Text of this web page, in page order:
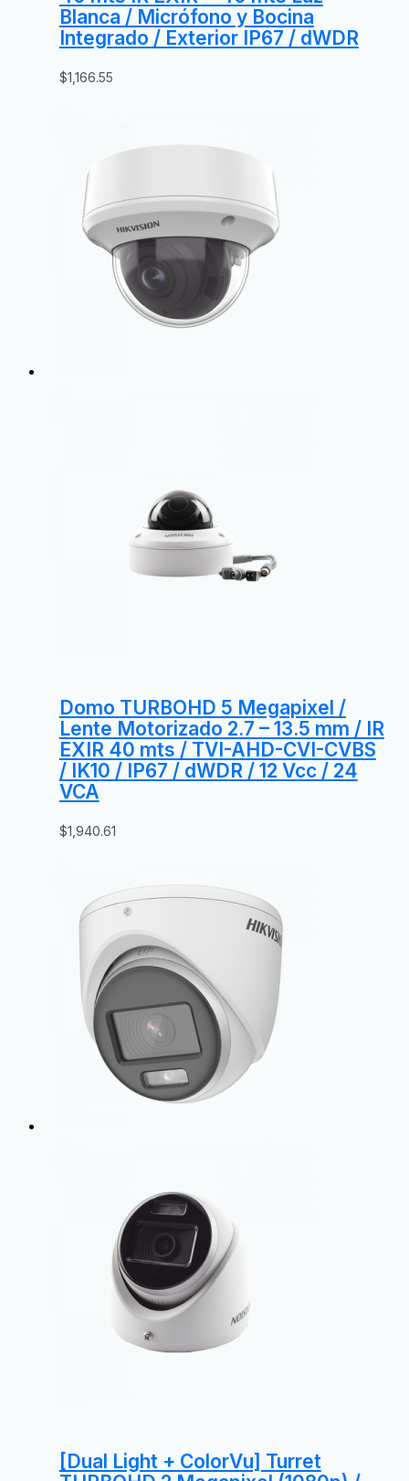
Blanca / Micrófono y Bocina
Integrado / Exterior IP67 / dWDR
$1,166.55
Domo TURBOHD 5 Megapixel /
Lente Motorizado 2.7 – 13.5 mm / IR
EXIR 40 mts / TVI-AHD-CVI-CVBS
/ IK10 / IP67 / dWDR / 12 Vcc / 24
VCA
$1,940.61
[Dual Light + ColorVu] Turret